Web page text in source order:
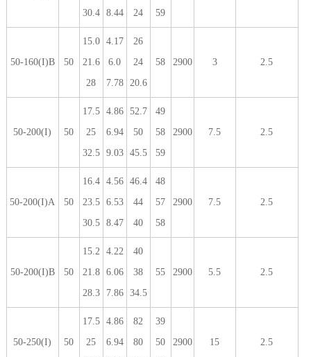
30.4
8.44
24
59
50-160(I)B 50
15.0
21.6
28
4.17
6.0
7.78
26
24
20.6
58 2900 3 2.5
50-200(I) 50
17.5
25
32.5
4.86
6.94
9.03
52.7
50
45.5
49
58
59
2900 7.5 2.5
50-200(I)A 50
16.4
23.5
30.5
4.56
6.53
8.47
46.4
44
40
48
57
58
2900 7.5 2.5
50-200(I)B 50
15.2
21.8
28.3
4.22
6.06
7.86
40
38
34.5
55 2900 5.5 2.5
50-250(I) 50
17.5
25
4.86
6.94
82
80
39
50
2900 15 2.5